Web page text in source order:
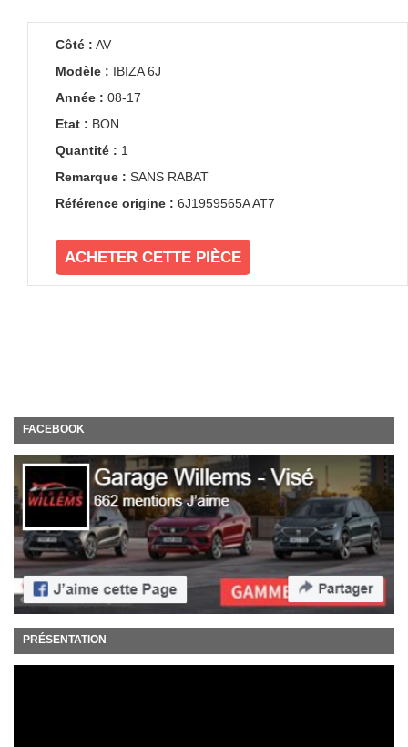
Côté : AV
Modèle : IBIZA 6J
Année : 08-17
Etat : BON
Quantité : 1
Remarque : SANS RABAT
Référence origine : 6J1959565A AT7
ACHETER CETTE PIÈCE
FACEBOOK
PRÉSENTATION